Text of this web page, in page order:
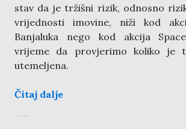
stav da je tržišni rizik, odnosno
vrijednosti imovine, niži kod
Banjaluka nego kod akcija
vrijeme da provjerimo koliko je
utemeljena.
Čitaj dalje